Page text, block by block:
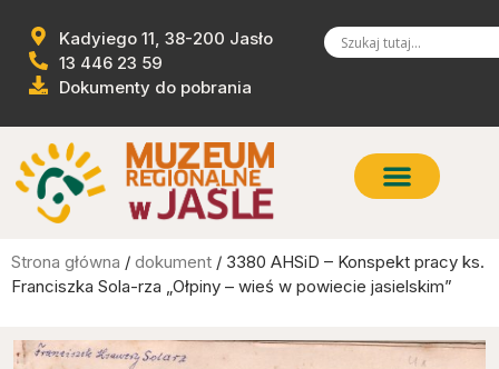
Kadyiego 11, 38-200 Jasło
13 446 23 59
Dokumenty do pobrania
Strona główna / dokument / 3380 AHSiD – Konspekt pracy ks.
Franciszka Sola-rza „Ołpiny – wieś w powiecie jasielskim”